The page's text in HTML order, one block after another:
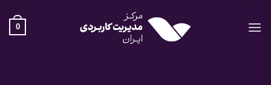
content
0